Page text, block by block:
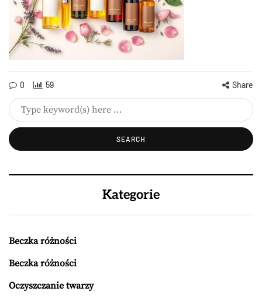
0 59 Share
Kategorie
Beczka różności
Beczka różności
Oczyszczanie twarzy